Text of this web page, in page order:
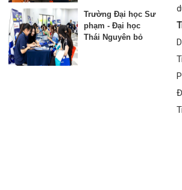
Trường Đại học Sư
phạm - Đại học
Thái Nguyên bỏ